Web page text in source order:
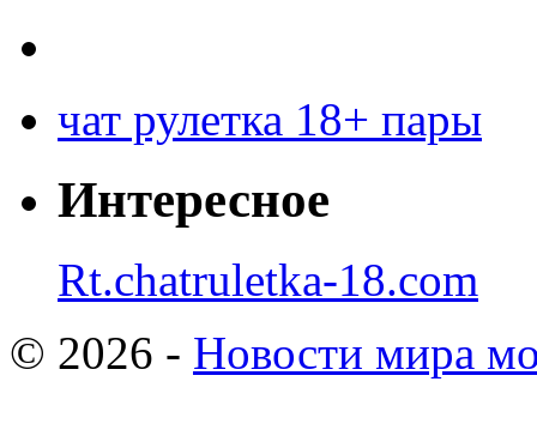
чат рулетка 18+ пары
Интересное
Rt.chatruletka-18.com
© 2026 - Новости мира